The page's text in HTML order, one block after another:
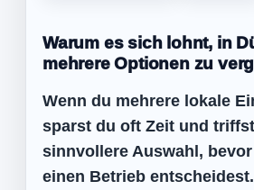
Warum es sich lohnt, in
mehrere Optionen zu
Wenn du mehrere lokale
sparst du oft Zeit und
sinnvollere Auswahl,
einen Betrieb entscheidest.